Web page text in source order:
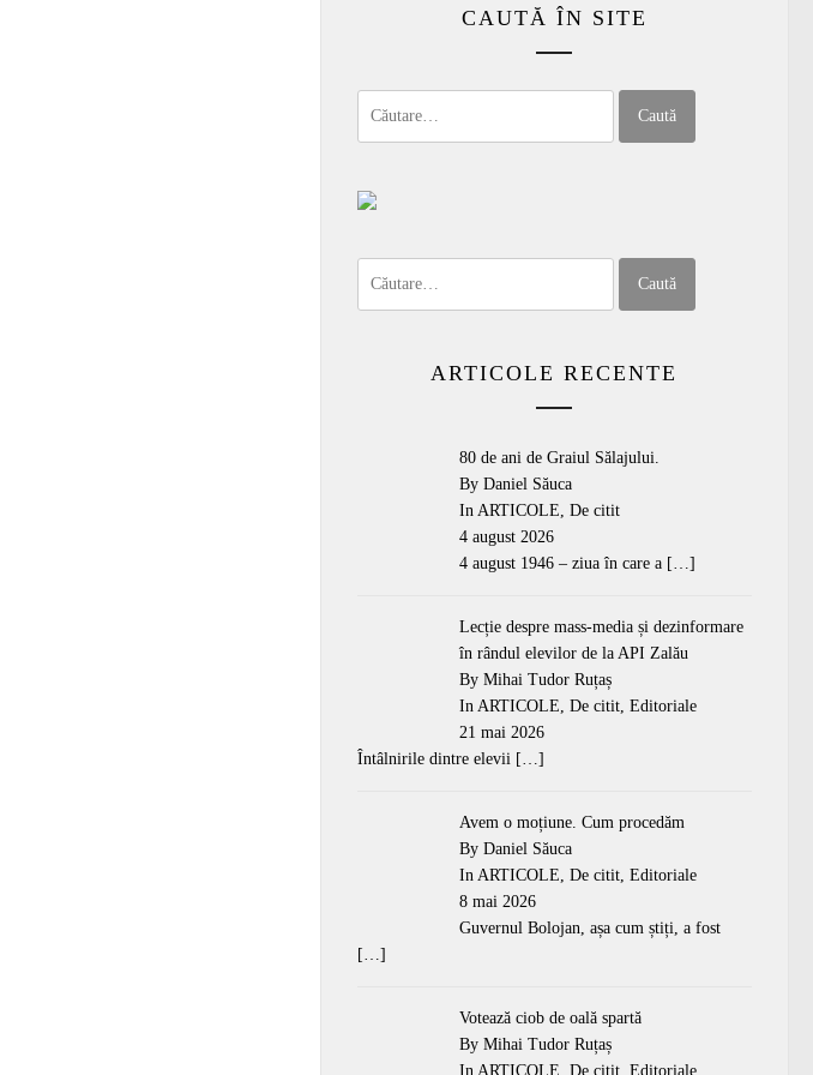
CAUTĂ ÎN SITE
ARTICOLE RECENTE
80 de ani de Graiul Sălajului.
By Daniel Săuca
InARTICOLE,De citit
4 august 2026
4 august 1946 – ziua în care a […]
Lecție despre mass-media și dezinformare
în rândul elevilor de la API Zalău
By Mihai Tudor Ruțaș
InARTICOLE,De citit,Editoriale
21 mai 2026
Întâlnirile dintre elevii […]
Avem o moțiune. Cum procedăm
By Daniel Săuca
InARTICOLE,De citit,Editoriale
8 mai 2026
Guvernul Bolojan, așa cum știți, a fost
[…]
Votează ciob de oală spartă
By Mihai Tudor Ruțaș
In ARTICOLE ,De citit ,Editoriale